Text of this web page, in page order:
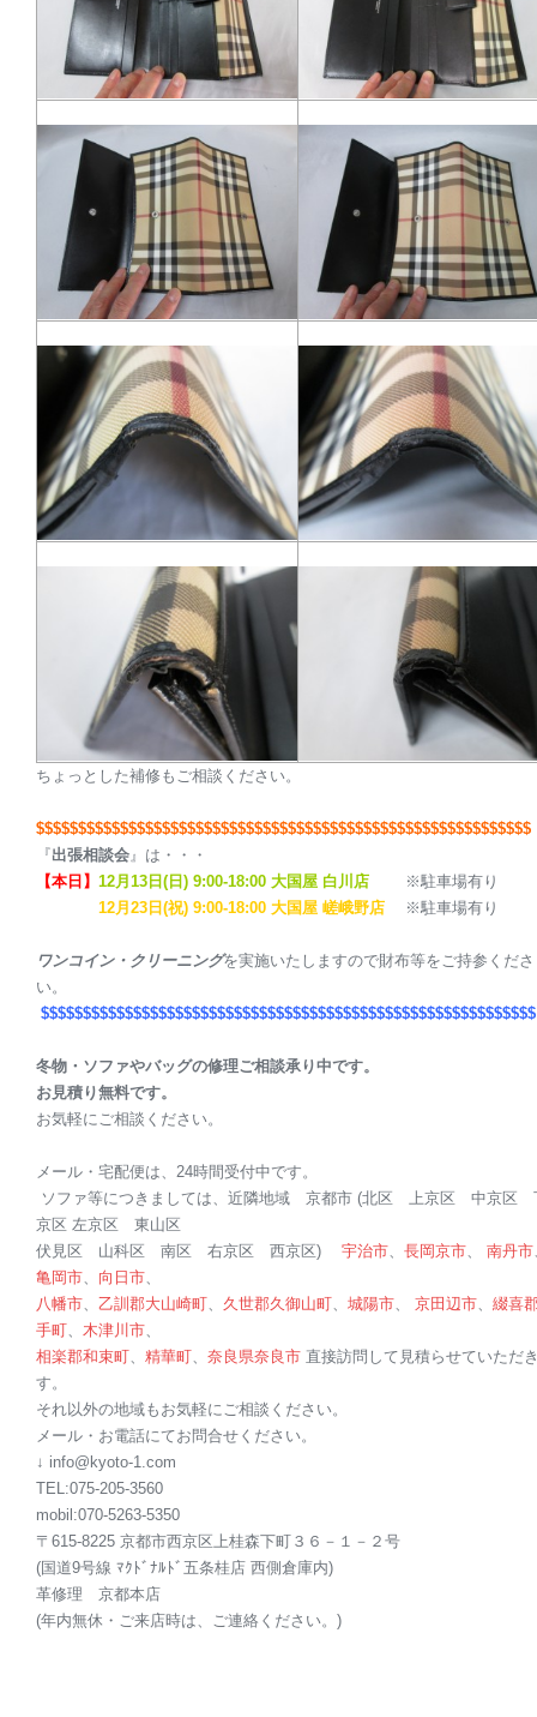
ちょっとした補修もご相談ください。
$$$$$$$$$$$$$$$$$$$$$$$$$$$$$$$$$$$$$$$$$$$$$$$$$$$$$$$$$$$
『出張相談会』は・・・
【本日】 12月13日(日) 9:00-18:00 大国屋 白川店
※駐車場有り
12月23日(祝) 9:00-18:00 大国屋 嵯峨野店
※駐車場有り
ワンコイン・クリーニングを実施いたしますので財布等をご持参くださ
い。
$$$$$$$$$$$$$$$$$$$$$$$$$$$$$$$$$$$$$$$$$$$$$$$$$$$$$$$$$$$
冬物・ソファやバッグの修理ご相談承り中です。
お見積り無料です。
お気軽にご相談ください。
メール・宅配便は、24時間受付中です。
ソファ等につきましては、近隣地域 京都市 (北区 上京区 中京区
京区 左京区 東山区
伏見区 山科区 南区 右京区 西京区) 宇治市、 長岡京市、 南丹市
亀岡市、 向日市、
八幡市、 乙訓郡大山崎町、 久世郡久御山町、 城陽市、 京田辺市、 綴喜
手町、 木津川市、
相楽郡和束町、 精華町、 奈良県奈良市直接訪問して見積らせていただ
す。
それ以外の地域もお気軽にご相談ください。
メール・お電話にてお問合せください。
↓ info@kyoto-1.com
TEL:075-205-3560
mobil:070-5263-5350
〒615-8225 京都市西京区上桂森下町３６－１－２号
(国道9号線 ﾏｸﾄﾞﾅﾙﾄﾞ五条桂店 西側倉庫内)
革修理 京都本店
(年内無休・ご来店時は、ご連絡ください。)